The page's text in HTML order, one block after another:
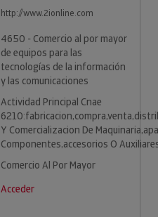
http://www.2ionline.com
4650 - Comercio al por mayor
de equipos para las
tecnologías de la información
y las comunicaciones
Actividad Principal Cnae
Y Comercializacion De
Componentes,accesorios O
Comercio Al Por Mayor
Acceder